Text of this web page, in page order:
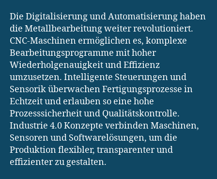
Die Digitalisierung und Automatisierung haben
die Metallbearbeitung weiter revolutioniert.
CNC-Maschinen ermöglichen es, komplexe
Bearbeitungsprogramme mit hoher
Wiederholgenauigkeit und Effizienz
umzusetzen. Intelligente Steuerungen und
Sensorik überwachen Fertigungsprozesse in
Echtzeit und erlauben so eine hohe
Prozesssicherheit und Qualitätskontrolle.
Industrie 4.0 Konzepte verbinden Maschinen,
Sensoren und Softwarelösungen, um die
Produktion flexibler, transparenter und
effizienter zu gestalten.